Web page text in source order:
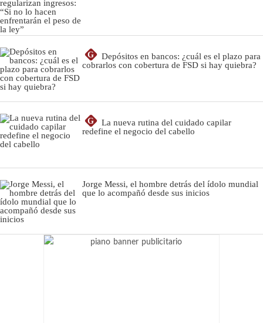
G
Depósitos en bancos: ¿cuál es el plazo para
cobrarlos con cobertura de FSD si hay quiebra?
G
La nueva rutina del cuidado capilar
redefine el negocio del cabello
Jorge Messi, el hombre detrás del ídolo mundial
que lo acompañó desde sus inicios